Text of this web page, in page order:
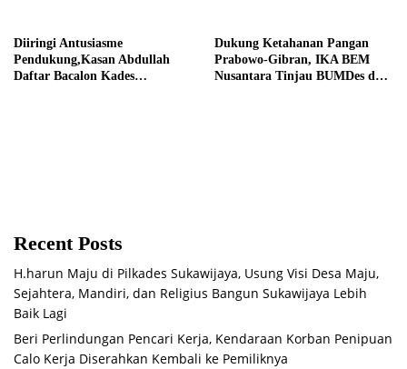
Diiringi Antusiasme
Pendukung,Kasan Abdullah
Daftar Bacalon Kades
Dukung Ketahanan Pangan
Prabowo-Gibran, IKA BEM
Nusantara Tinjau BUMDes dan
Recent Posts
H.harun Maju di Pilkades Sukawijaya, Usung Visi Desa Maju,
Sejahtera, Mandiri, dan Religius Bangun Sukawijaya Lebih
Baik Lagi
Beri Perlindungan Pencari Kerja, Kendaraan Korban Penipuan
Calo Kerja Diserahkan Kembali ke Pemiliknya